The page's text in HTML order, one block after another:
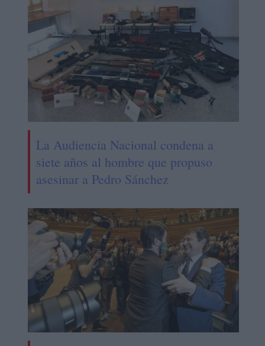
La Audiencia Nacional condena a
siete años al hombre que propuso
asesinar a Pedro Sánchez